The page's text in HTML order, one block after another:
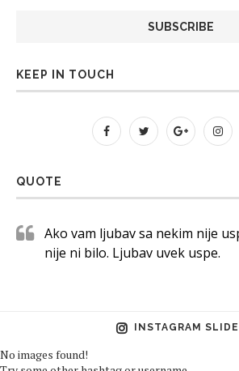
KEEP IN TOUCH
QUOTE
Ako vam ljubav sa nekim nije
nije ni bilo. Ljubav uvek uspe.
INSTAGRAM
No images found!